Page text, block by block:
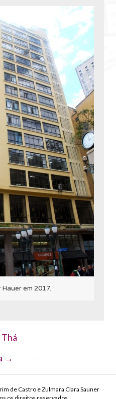
em 2017.
→
de Castro e Zulmara Clara Sauner